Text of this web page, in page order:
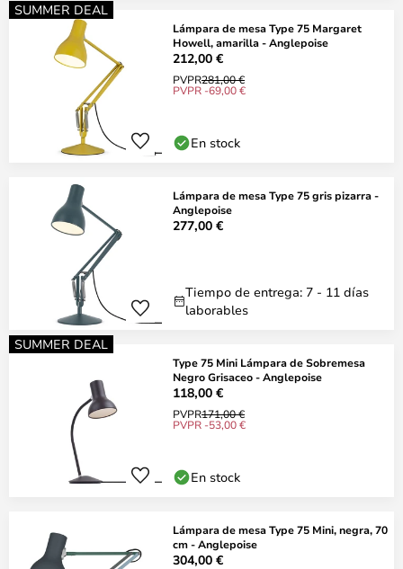
SUMMER DEAL
Lámpara de mesa Type 75 Margaret
Howell, amarilla - Anglepoise
212,00 €
PVPR281,00 €
PVPR -69,00 €
En stock
Lámpara de mesa Type 75 gris pizarra -
Anglepoise
277,00 €
Tiempo de entrega: 7 - 11 días
laborables
SUMMER DEAL
Type 75 Mini Lámpara de Sobremesa
Negro Grisaceo - Anglepoise
118,00 €
PVPR171,00 €
PVPR -53,00 €
En stock
Lámpara de mesa Type 75 Mini, negra, 70
cm - Anglepoise
304,00 €